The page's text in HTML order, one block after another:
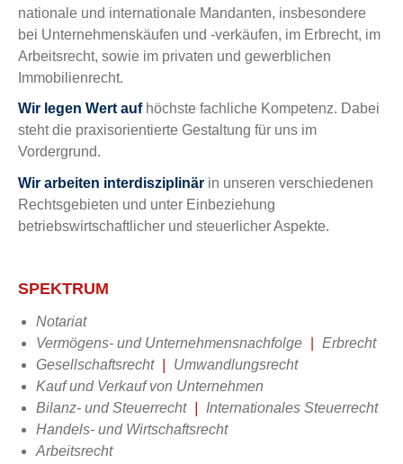
nationale und internationale Mandanten, insbesondere
bei Unternehmenskäufen und -verkäufen, im Erbrecht, im
Arbeitsrecht, sowie im privaten und gewerblichen
Immobilienrecht.
Wir legen Wert aufhöchste fachliche Kompetenz. Dabei
steht die praxisorientierte Gestaltung für uns im
Vordergrund.
Wir arbeiten interdisziplinär in unseren verschiedenen
Rechtsgebieten und unter Einbeziehung
betriebswirtschaftlicher und steuerlicher Aspekte.
SPEKTRUM
Notariat
Vermögens- und Unternehmensnachfolge
Erbrecht
Gesellschaftsrecht
Umwandlungsrecht
Kauf und Verkauf von Unternehmen
Bilanz- und Steuerrecht
Internationales Steuerrecht
Handels- und Wirtschaftsrecht
Arbeitsrecht